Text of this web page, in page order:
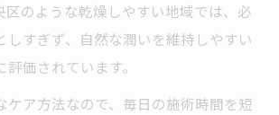
区のような乾燥しやすい地域では、必
しすぎず、自然な潤いを維持しやすい
価されています。
ケア方法なので、毎日の施術時間を短